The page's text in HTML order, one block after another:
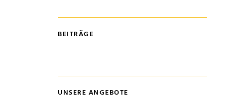
BEITRÄGE
UNSERE ANGEBOTE